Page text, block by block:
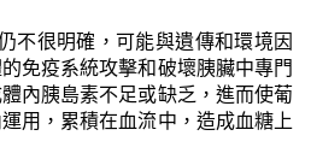
不很明確，可能與遺傳和環境因
免疫系統攻擊和破壞胰臟中專門
內胰島素不足或缺乏，進而使葡
用，累積在血流中，造成血糖上